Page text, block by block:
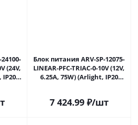
(24V,
IP20
Блок питания ARV-SP-12075-
LINEAR-PFC-TRIAC-0-10V (12V,
6.25A, 75W) (Arlight, IP20
7 424.99₽/шт